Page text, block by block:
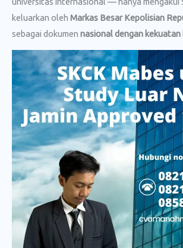
keluarkan oleh Markas Besar Kepolisian
sebagai dokumen nasional dengan